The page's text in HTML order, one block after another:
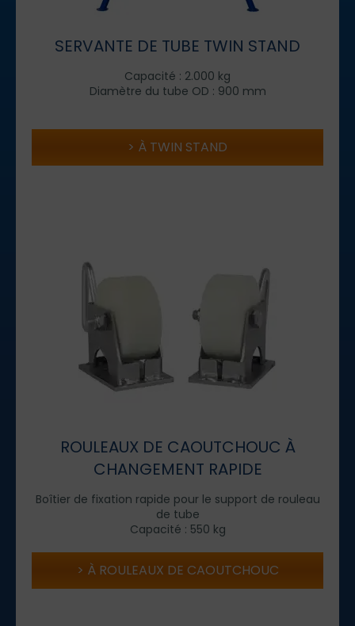
SERVANTE DE TUBE TWIN STAND
Capacité : 2.000 kg
Diamètre du tube OD : 900 mm
À TWIN STAND
ROULEAUX DE CAOUTCHOUC À
CHANGEMENT RAPIDE
Boîtier de fixation rapide pour le support de rouleau
de tube
Capacité : 550 kg
À ROULEAUX DE CAOUTCHOUC